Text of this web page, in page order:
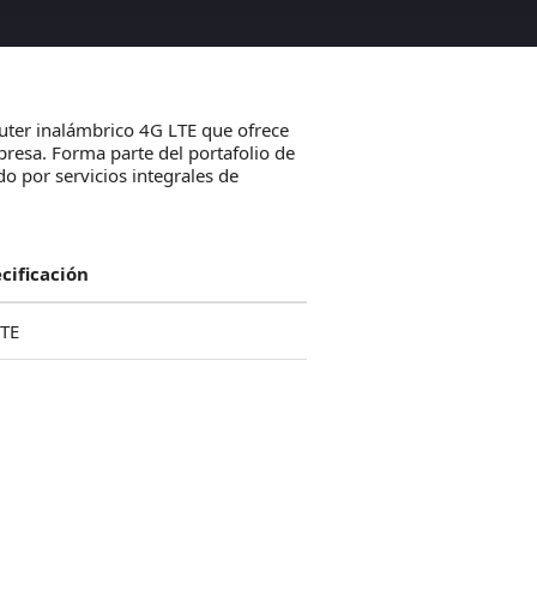
inalámbrico 4G LTE que ofrece
Forma parte del portafolio de
por servicios integrales de